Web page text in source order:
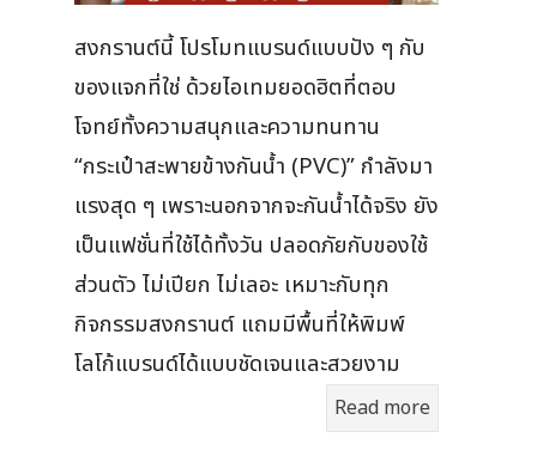
สงกรานต์นี้ โปรโมทแบรนด์แบบปัง ๆ กับ
ของแจกที่ใช่ ด้วยไอเทมยอดฮิตที่ตอบ
โจทย์ทั้งความสนุกและความทนทาน
“กระเป๋าสะพายข้างกันน้ำ (PVC)” กำลังมา
แรงสุด ๆ เพราะนอกจากจะกันน้ำได้จริง ยัง
เป็นแฟชั่นที่ใช้ได้ทั้งวัน ปลอดภัยกับของใช้
ส่วนตัว ไม่เปียก ไม่เลอะ เหมาะกับทุก
กิจกรรมสงกรานต์ แถมมีพื้นที่ให้พิมพ์
โลโก้แบรนด์ได้แบบชัดเจนและสวยงาม
Read more